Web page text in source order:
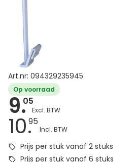
Art.nr: 094329235945
Op voorraad
9.05
10.95
Prijs per stuk vanaf 2 stuks
Prijs per stuk vanaf 6 stuks